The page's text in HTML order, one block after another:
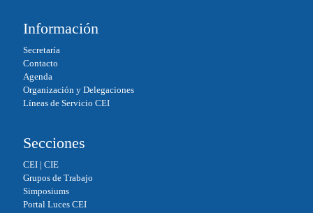
Información
Secretaría
Contacto
Agenda
Organización y Delegaciones
Líneas de Servicio CEI
Secciones
CEI| CIE
Grupos de Trabajo
Simposiums
Portal Luces CEI